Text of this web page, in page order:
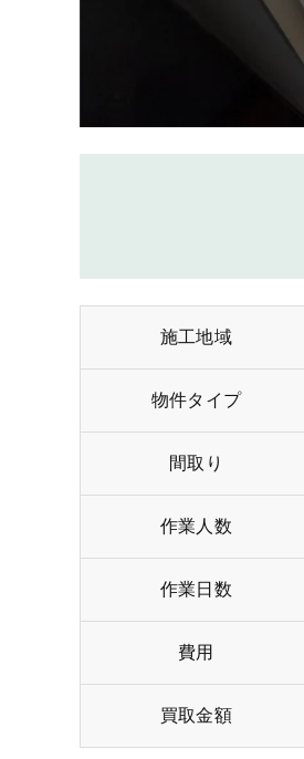
施工地域
物件タイプ
間取り
作業人数
作業日数
費用
買取金額